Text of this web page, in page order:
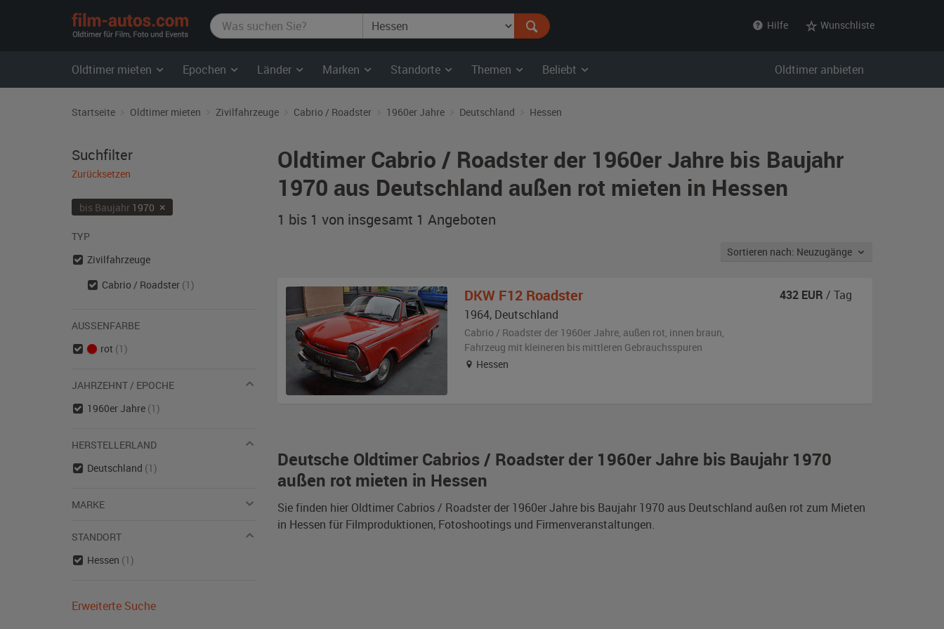
film-
autos.com
Hilfe Wunschliste
Oldtimer mieten Epochen Länder Marken Standorte Themen Beliebt Oldtimer anbieten
Startseite Oldtimer mieten Zivilfahrzeuge Cabrio / Roadster 1960er Jahre Deutschland Hessen
Oldtimer Cabrio / Roadster der 1960er Jahre bis Baujahr
1970 aus Deutschland außen rot mieten in Hessen
1 bis 1 von insgesamt 1 Angeboten
Sortieren nach: Neuzugänge
Deutsche Oldtimer Cabrios / Roadster der 1960er Jahre bis Baujahr 1970
außen rot mieten in Hessen
Sie finden hier Oldtimer Cabrios / Roadster der 1960er Jahre bis Baujahr 1970 aus Deutschland außen rot zum Mieten
in Hessen für Filmproduktionen, Fotoshootings und Firmenveranstaltungen.
DKW F12 Roadster
1964, Deutschland
Cabrio / Roadster der 1960er Jahre, außen rot, innen braun,
Fahrzeug mit kleineren bis mittleren Gebrauchsspuren
Hessen
432 EUR / Tag
Suchfilter
Zurücksetzen
bis Baujahr1970 ×
TYP
Zivilfahrzeuge
Cabrio / Roadster (1)
AUSSENFARBE
rot (1)
JAHRZEHNT / EPOCHE
1960er Jahre (1)
HERSTELLERLAND
Deutschland (1)
MARKE
STANDORT
Hessen (1)
Erweiterte Suche